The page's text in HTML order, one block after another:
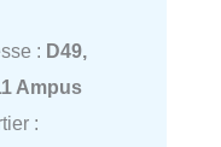
: D49,
Ampus
: